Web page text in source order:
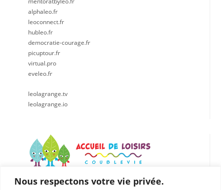
Nous respectons votre vie privée.
alphaleo.fr
leoconnect.fr
hubleo.fr
democratie-courage.fr
picuptour.fr
virtual.pro
eveleo.fr
leolagrange.tv
leolagrange.io
LÉO LAGRANGE CENTRE EST